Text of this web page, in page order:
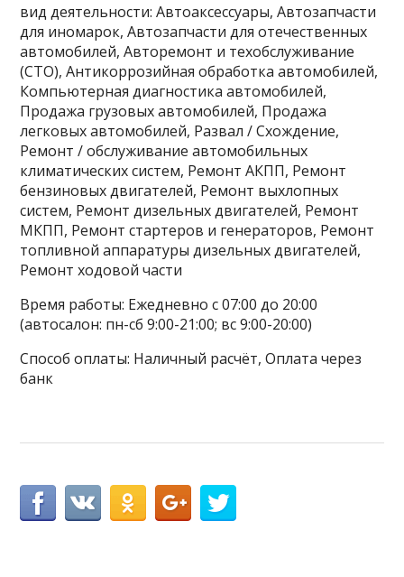
вид деятельности: Автоаксессуары, Автозапчасти
для иномарок, Автозапчасти для отечественных
автомобилей, Авторемонт и техобслуживание
(СТО), Антикоррозийная обработка автомобилей,
Компьютерная диагностика автомобилей,
Продажа грузовых автомобилей, Продажа
легковых автомобилей, Развал / Схождение,
Ремонт / обслуживание автомобильных
климатических систем, Ремонт АКПП, Ремонт
бензиновых двигателей, Ремонт выхлопных
систем, Ремонт дизельных двигателей, Ремонт
МКПП, Ремонт стартеров и генераторов, Ремонт
топливной аппаратуры дизельных двигателей,
Ремонт ходовой части
Время работы: Ежедневно с 07:00 до 20:00
(автосалон: пн-сб 9:00-21:00; вс 9:00-20:00)
Способ оплаты: Наличный расчёт, Оплата через
банк